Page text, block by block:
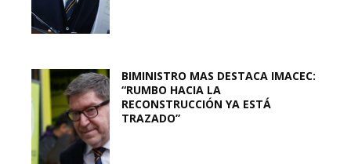
BIMINISTRO MAS DESTACA IMACEC:
“RUMBO HACIA LA
RECONSTRUCCIÓN YA ESTÁ
TRAZADO”